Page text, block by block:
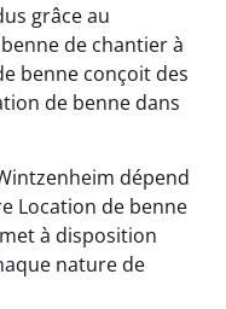
grâce au
de chantier à
benne conçoit des
de benne dans
dépend
Location de benne
à disposition
nature de